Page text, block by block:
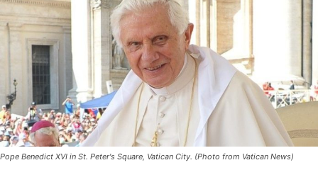
Pope Benedict XVI in St. Peter's Square, Vatican City. (Photo from Vatican News)